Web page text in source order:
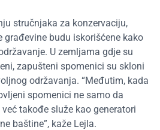
stručnjaka za konzervaciju,
građevine budu iskorišćene kako
U zemljama gdje su
zapušteni spomenici su skloni
održavanja. “Međutim, kada
spomenici ne samo da
takođe služe kao generatori
baštine”, kaže Lejla.